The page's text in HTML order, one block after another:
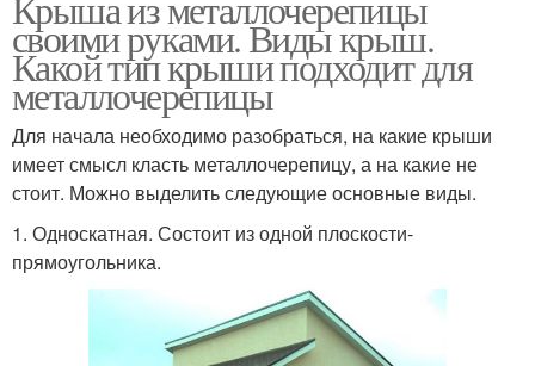
своими руками. Виды крыш.
Какой тип крыши подходит для
металлочерепицы
Для начала необходимо разобраться, на какие крыши
имеет смысл класть металлочерепицу, а на какие не
стоит. Можно выделить следующие основные виды.
1. Односкатная. Состоит из одной плоскости-
прямоугольника.